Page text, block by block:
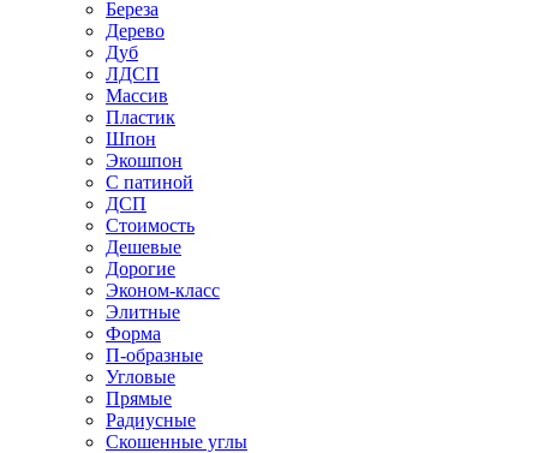
Береза
Дерево
Дуб
ЛДСП
Массив
Пластик
Шпон
Экошпон
С патиной
ДСП
Стоимость
Дешевые
Дорогие
Эконом-класс
Элитные
Форма
П-образные
Угловые
Прямые
Радиусные
Скошенные углы